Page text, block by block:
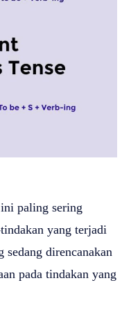
paling sering
yang terjadi
sedang direncanakan
pada tindakan yang